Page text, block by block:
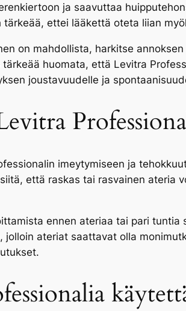
ja saavuttaa
ettei lääkettä oteta liian
on mahdollista, harkitse
huomata, että Levitra
joustavuudelle ja
imeytymiseen ja
että raskas tai rasvainen ateria
ennen ateriaa tai pari
ateriat saattavat olla